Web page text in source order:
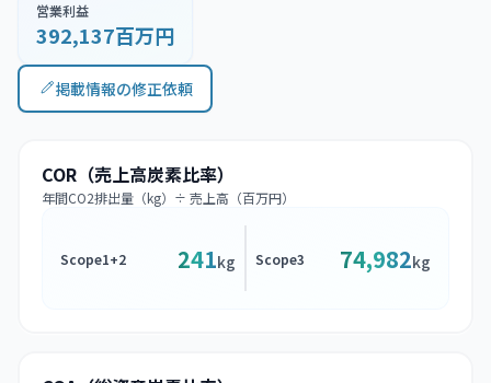
営業利益
392,137百万円
掲載情報の修正依頼
COR（売上高炭素比率）
年間CO2排出量（kg）÷ 売上高（百万円）
Scope1+2 241kg Scope3 74,982kg